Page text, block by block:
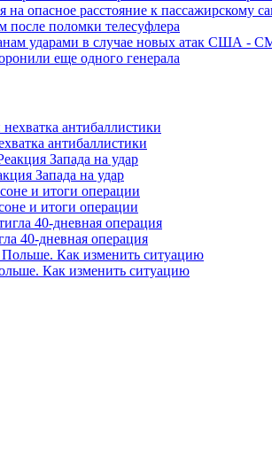
на опасное расстояние к пассажирскому
поломки телесуфлера
ударами в случае новых атак США -
еще одного генерала
антибаллистики
Запада на удар
и итоги операции
40-дневная операция
Как изменить ситуацию